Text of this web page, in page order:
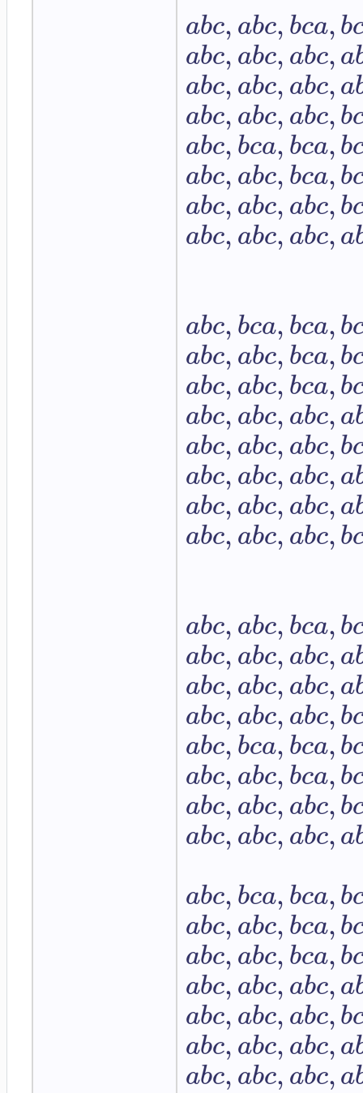
abc,abc,bca,b
abc,abc,abc,a
abc,abc,abc,a
abc,abc,abc,b
abc,bca,bca,b
abc,abc,bca,b
abc,abc,abc,b
abc,abc,abc,a
abc,bca,bca,b
abc,abc,bca,b
abc,abc,bca,b
abc,abc,abc,a
abc,abc,abc,b
abc,abc,abc,a
abc,abc,abc,a
abc,abc,abc,b
abc,abc,bca,b
abc,abc,abc,a
abc,abc,abc,a
abc,abc,abc,b
abc,bca,bca,b
abc,abc,bca,b
abc,abc,abc,b
abc,abc,abc,a
abc,bca,bca,b
abc,abc,bca,b
abc,abc,bca,b
abc,abc,abc,a
abc,abc,abc,b
abc,abc,abc,a
abc,abc,abc,a